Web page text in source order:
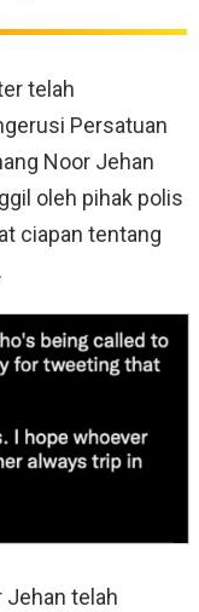
telah
Persatuan
Noor Jehan
oleh pihak polis
ciapan tentang
Jehan telah